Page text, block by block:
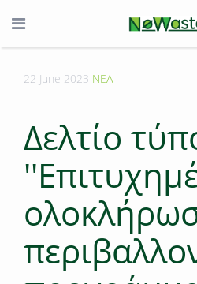
22 June 2023 ΝΕΑ
Δελτίο